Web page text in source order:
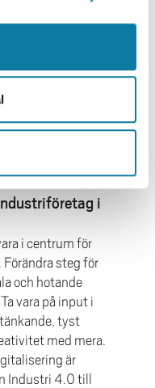
och lärande
med olika
och studenter på
tillsammans med
av
har kunnat
i
i centrum för
steg för
och hotande
vara på input i
tyst
med mera.
är
Industri 4.0 till